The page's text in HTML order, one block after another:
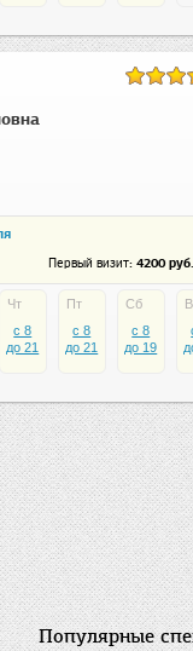
Первый визит: 4200 руб.
Чт
c 8
до 21
Пт
c 8
до 21
Сб
c 8
до 19
Популярные